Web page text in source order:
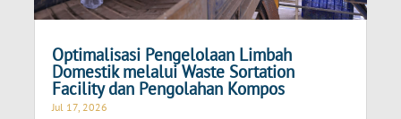
Optimalisasi Pengelolaan Limbah
Domestik melalui Waste Sortation
Facility dan Pengolahan Kompos
Jul 17, 2026